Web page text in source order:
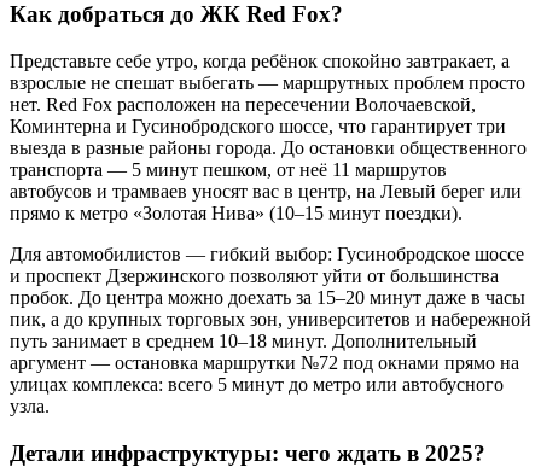
Как добраться до ЖК Red Fox?
Представьте себе утро, когда ребёнок спокойно завтракает, а
взрослые не спешат выбегать — маршрутных проблем просто
нет. Red Fox расположен на пересечении Волочаевской,
Коминтерна и Гусинобродского шоссе, что гарантирует три
выезда в разные районы города. До остановки общественного
транспорта — 5 минут пешком, от неё 11 маршрутов
автобусов и трамваев уносят вас в центр, на Левый берег или
прямо к метро «Золотая Нива» (10–15 минут поездки).
Для автомобилистов — гибкий выбор: Гусинобродское шоссе
и проспект Дзержинского позволяют уйти от большинства
пробок. До центра можно доехать за 15–20 минут даже в часы
пик, а до крупных торговых зон, университетов и набережной
путь занимает в среднем 10–18 минут. Дополнительный
аргумент — остановка маршрутки №72 под окнами прямо на
улицах комплекса: всего 5 минут до метро или автобусного
узла.
Детали инфраструктуры: чего ждать в 2025?